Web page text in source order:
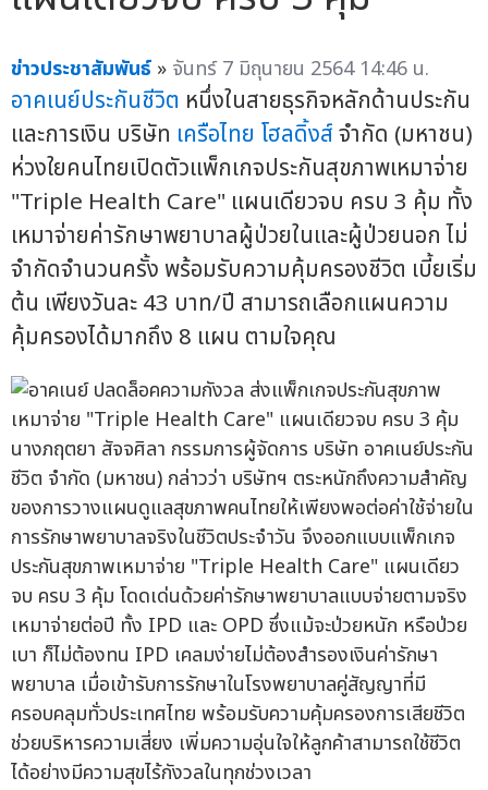
ข่าวประชาสัมพันธ์ » จันทร์ 7 มิถุนายน 2564 14:46 น.
อาคเนย์ประกันชีวิต หนึ่งในสายธุรกิจหลักด้านประกัน
และการเงิน บริษัท เครือไทย โฮลดิ้งส์จำกัด (มหาชน)
ห่วงใยคนไทยเปิดตัวแพ็กเกจประกันสุขภาพเหมาจ่าย
"Triple Health Care" แผนเดียวจบ ครบ 3 คุ้ม ทั้ง
เหมาจ่ายค่ารักษาพยาบาลผู้ป่วยในและผู้ป่วยนอก ไม่
จำกัดจำนวนครั้ง พร้อมรับความคุ้มครองชีวิต เบี้ยเริ่ม
ต้น เพียงวันละ 43 บาท/ปี สามารถเลือกแผนความ
คุ้มครองได้มากถึง 8 แผน ตามใจคุณ
นางภฤตยา สัจจศิลา กรรมการผู้จัดการ บริษัท อาคเนย์ประกัน
ชีวิต จำกัด (มหาชน) กล่าวว่า บริษัทฯ ตระหนักถึงความสำคัญ
ของการวางแผนดูแลสุขภาพคนไทยให้เพียงพอต่อค่าใช้จ่ายใน
การรักษาพยาบาลจริงในชีวิตประจำวัน จึงออกแบบแพ็กเกจ
ประกันสุขภาพเหมาจ่าย "Triple Health Care" แผนเดียว
จบ ครบ 3 คุ้ม โดดเด่นด้วยค่ารักษาพยาบาลแบบจ่ายตามจริง
เหมาจ่ายต่อปี ทั้ง IPD และ OPD ซึ่งแม้จะป่วยหนัก หรือป่วย
เบา ก็ไม่ต้องทน IPD เคลมง่ายไม่ต้องสำรองเงินค่ารักษา
พยาบาล เมื่อเข้ารับการรักษาในโรงพยาบาลคู่สัญญาที่มี
ครอบคลุมทั่วประเทศไทย พร้อมรับความคุ้มครองการเสียชีวิต
ช่วยบริหารความเสี่ยง เพิ่มความอุ่นใจให้ลูกค้าสามารถใช้ชีวิต
ได้อย่างมีความสุขไร้กังวลในทุกช่วงเวลา